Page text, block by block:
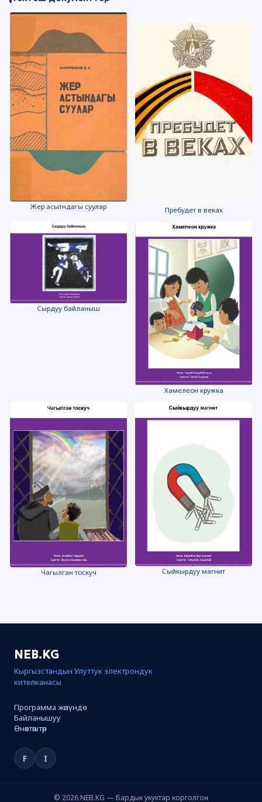
Жер асытндагы суулар Пребудет в веках
Сырдуу байланыш
Хамелеон кружка
Чагылган тоскуч Сыйкырдуу магнит
NEB.KG
Кыргызстандын Улуттук электрондук
китепканасы
Программа жөнүндө
Байланышуу
Өнөктөштөр
F I
© 2026 NEB.KG — Бардык укуктар корголгон